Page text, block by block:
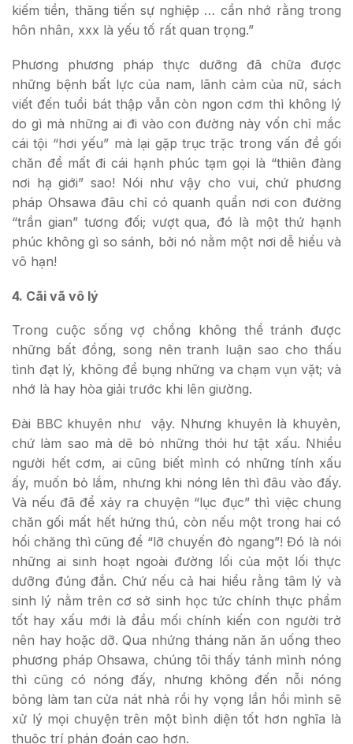
kiếm tiền, thăng tiến sự nghiệp … cần nhớ rằng trong
hôn nhân, xxx là yếu tố rất quan trọng.”
Phương phương pháp thực dưỡng đã chữa được
những bệnh bất lực của nam, lãnh cảm của nữ, sách
viết đến tuổi bát thập vẫn còn ngon cơm thì không lý
do gì mà những ai đi vào con đường này vốn chỉ mắc
cái tội “hơi yếu” mà lại gặp trục trặc trong vấn đề gối
chăn để mất đi cái hạnh phúc tạm gọi là “thiên đàng
nơi hạ giới” sao! Nói như vậy cho vui, chứ phương
pháp Ohsawa đâu chỉ có quanh quẩn nơi con đường
“trần gian” tương đối; vượt qua, đó là một thứ hạnh
phúc không gì so sánh, bởi nó nằm một nơi dễ hiểu và
vô hạn!
4. Cãi vã vô lý
Trong cuộc sống vợ chồng không thể tránh được
những bất đồng, song nên tranh luận sao cho thấu
tình đạt lý, không để bụng những va chạm vụn vặt; và
nhớ là hay hòa giải trước khi lên giường.
Đài BBC khuyên như vậy. Nhưng khuyên là khuyên,
chứ làm sao mà dẽ bỏ những thói hư tật xấu. Nhiều
người hết cơm, ai cũng biết mình có những tính xấu
ấy, muốn bỏ lắm, nhưng khi nóng lên thì đâu vào đấy.
Và nếu đã để xảy ra chuyện “lục đục” thì việc chung
chăn gối mất hết hứng thú, còn nếu một trong hai có
hối chăng thì cũng để “lỡ chuyến đò ngang”! Đó là nói
những ai sinh hoạt ngoài đường lối của một lối thực
dưỡng đúng đắn. Chứ nếu cả hai hiểu rằng tâm lý và
sinh lý nằm trên cơ sở sinh học tức chính thực phẩm
tốt hay xấu mới là đầu mối chính kiến con người trở
nên hay hoặc dỡ. Qua nhứng tháng năn ăn uống theo
phương pháp Ohsawa, chúng tôi thấy tánh mình nóng
thì cũng có nóng đấy, nhưng không đến nỗi nóng
bỏng làm tan cửa nát nhà rồi hy vọng lần hồi mình sẽ
xử lý mọi chuyện trên một bình diện tốt hơn nghĩa là
thuộc trí phán đoán cao hơn.